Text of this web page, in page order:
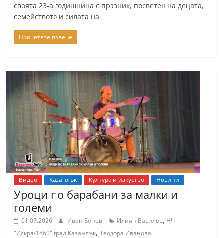
своята 23-а годишнина с празник, посветен на децата,
семейството и силата на
Прочетете повече
Видео Казанлък Култура и изкуство Новини
Уроци по барабани за малки и
големи
01.07.2026 Иван Бонев Илиян Василев, НЧ
"Искра-1860" град Казанлък,Теодора Иванова